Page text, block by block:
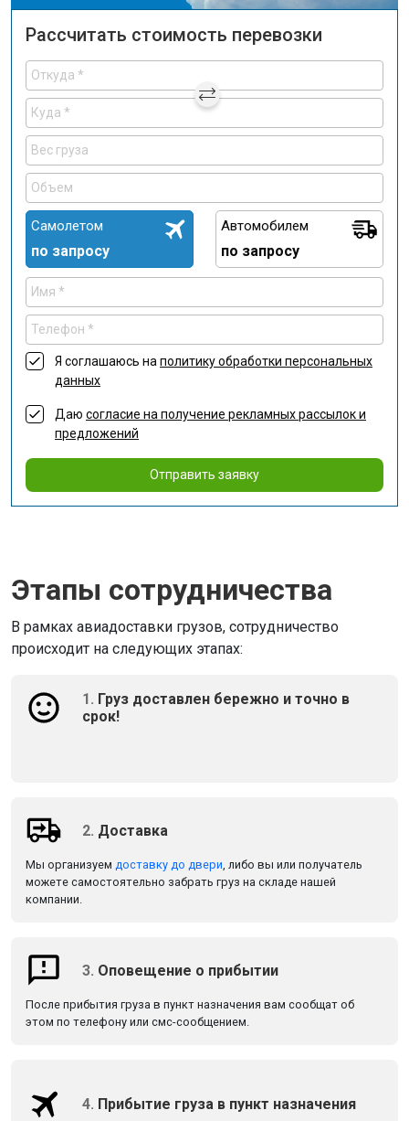
Рассчитать стоимость перевозки
Самолетом
по запросу
Автомобилем
по запросу
Я соглашаюсь на политику обработки персональных
данных
Даю согласие на получение рекламных рассылок и
предложений
Отправить заявку
Этапы сотрудничества
В рамках авиадоставки грузов, сотрудничество
происходит на следующих этапах:
1. Груз доставлен бережно и точно в
срок!
2. Доставка
Мы организуем доставку до двери, либо вы или получатель
можете самостоятельно забрать груз на складе нашей
компании.
3. Оповещение о прибытии
После прибытия груза в пункт назначения вам сообщат об
этом по телефону или смс-сообщением.
4. Прибытие груза в пункт назначения